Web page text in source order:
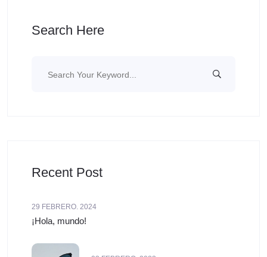
Search Here
Recent Post
29 FEBRERO. 2024
¡Hola, mundo!